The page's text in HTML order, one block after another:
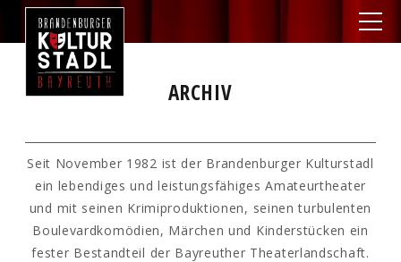
ARCHIV
Seit November 1982 ist der Brandenburger Kulturstadl
ein lebendiges und leistungsfähiges Amateurtheater
und mit seinen Krimiproduktionen, seinen turbulenten
Boulevardkomödien, Märchen und Kinderstücken ein
fester Bestandteil der Bayreuther Theaterlandschaft.